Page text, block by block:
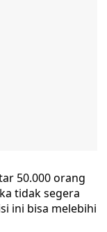
50.000 orang
tidak segera
ini bisa melebihi